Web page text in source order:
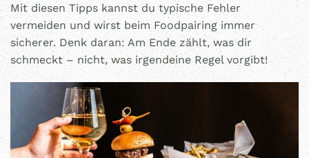
Mit diesen Tipps kannst du typische Fehler
vermeiden und wirst beim Foodpairing immer
sicherer. Denk daran: Am Ende zählt, was dir
schmeckt – nicht, was irgendeine Regel vorgibt!